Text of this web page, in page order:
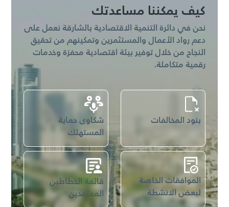
كيف يمكننا مساعدتك
نحن في دائرة التنمية الاقتصادية بالشارقة نعمل على
دعم رواد الأعمال والمستثمرين وتمكينهم من تحقيق
النجاح من خلال توفير بيئة اقتصادية محفزة وخدمات
رقمية متكاملة.
بنود المخالفات
شكاوى حماية
المستهلك
الموافقات الخاصة
لبعض الانشطة
قائمة الخطاطين
المعتمدين